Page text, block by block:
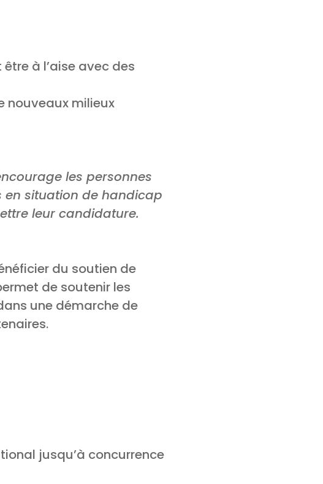
à l’aise avec des
nouveaux milieux
les personnes
en situation de handicap
leur candidature.
du soutien de
de soutenir les
une démarche de
jusqu’à concurrence